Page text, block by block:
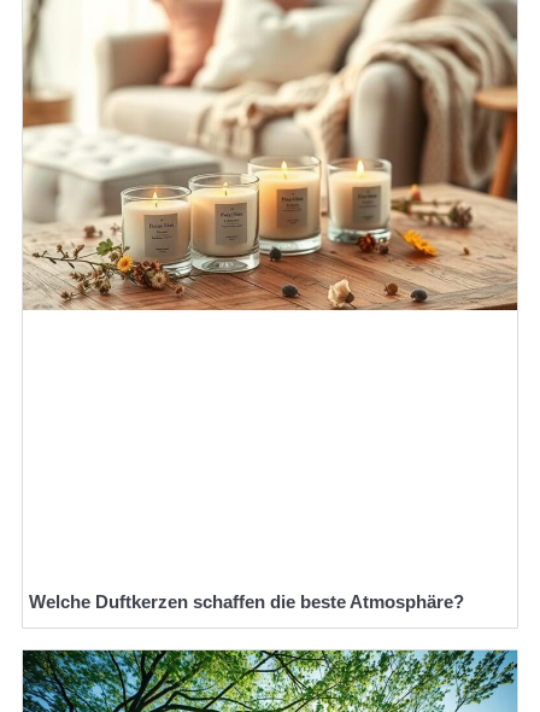
Welche Duftkerzen schaffen die beste Atmosphäre?